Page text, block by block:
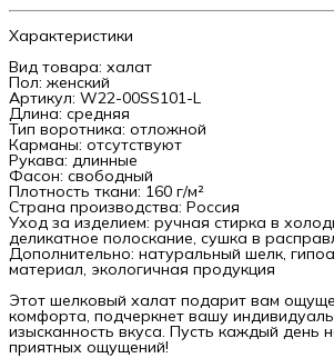
Характеристики
Вид товара: халат
Пол: женский
Артикул: W22-00SS101-L
Длина: средняя
Тип воротника: отложной
Карманы: отсутствуют
Рукава: длинные
Фасон: свободный
Плотность ткани: 160 г/м²
Страна производства: Россия
Уход за изделием: ручная стирка в
деликатное полоскание, сушка в
Дополнительно: натуральный шелк,
материал, экологичная продукция
Этот шелковый халат подарит вам
комфорта, подчеркнет вашу
изысканность вкуса. Пусть каждый день
приятных ощущений!